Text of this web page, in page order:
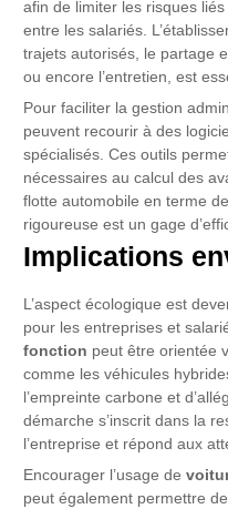
afin de limiter les risques liés
entre les salariés.
trajets autorisés, le partage
ou encore l’entretien, est
Pour faciliter la gestion
peuvent recourir à des
spécialisés. Ces outils
nécessaires au calcul des
flotte automobile en terme
rigoureuse est un gage
Implications
L’aspect écologique est
pour les entreprises et
fonction peut être orientée
comme les véhicules
l’empreinte carbone et
démarche s’inscrit dans la
l’entreprise et répond aux
Encourager l’usage de
peut également permettre